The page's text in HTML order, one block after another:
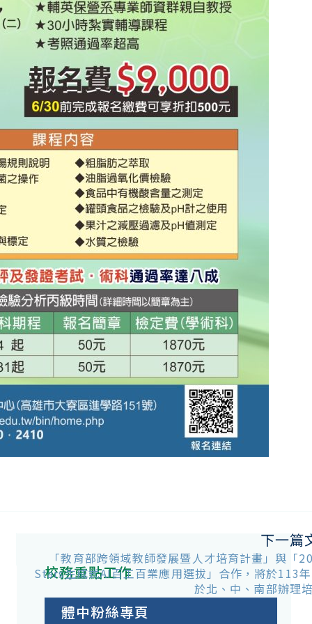
下一篇
「教育部跨領域教師發展暨人才培育計畫」與「
Stars生成式AI百工百業應用選拔」合作，將於113
於北、中、南部辦理
校務重點工作
體中粉絲專頁